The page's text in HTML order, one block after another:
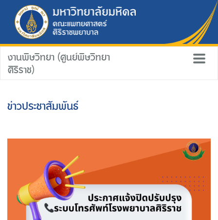
งานพิษวิทยา (ศูนย์พิษวิทยา
ศิริราช)
ข่าวประชาสัมพันธ์